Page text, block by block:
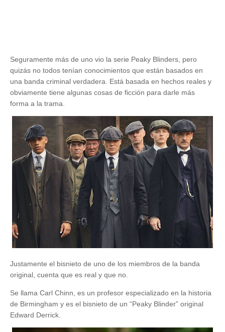
Seguramente más de uno vio la serie Peaky Blinders, pero
quizás no todos tenían conocimientos que están basados en
una banda criminal verdadera. Está basada en hechos reales y
obviamente tiene algunas cosas de ficción para darle más
forma a la trama.
Justamente el bisnieto de uno de los miembros de la banda
original, cuenta que es real y que no.
Se llama Carl Chinn, es un profesor especializado en la historia
de Birmingham y es el bisnieto de un “Peaky Blinder” original
Edward Derrick.